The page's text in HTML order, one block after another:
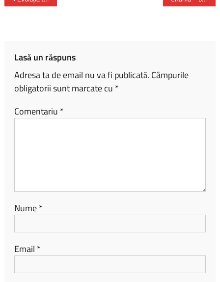
Lasă un răspuns
Adresa ta de email nu va fi publicată. Câmpurile
obligatorii sunt marcate cu *
Comentariu *
Nume*
Email *